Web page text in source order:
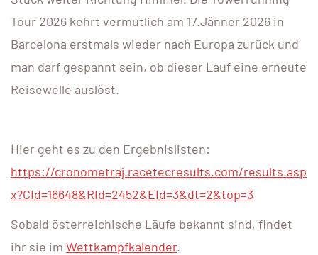
Tour 2026 kehrt vermutlich am 17.Jänner 2026 in
Barcelona erstmals wieder nach Europa zurück und
man darf gespannt sein, ob dieser Lauf eine erneute
Reisewelle auslöst.
Hier geht es zu den Ergebnislisten:
https://cronometraj.racetecresults.com/results.asp
x?CId=16648&RId=2452&EId=3&dt=2&top=3
Sobald österreichische Läufe bekannt sind, findet
ihr sie im Wettkampfkalender.